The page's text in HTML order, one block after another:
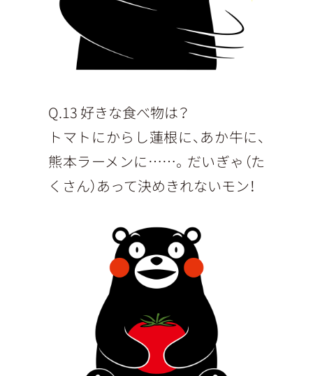
Q.13 好きな食べ物は？
トマトにからし蓮根に、あか牛に、
熊本ラーメンに……。だいぎゃ（た
くさん）あって決めきれないモン！